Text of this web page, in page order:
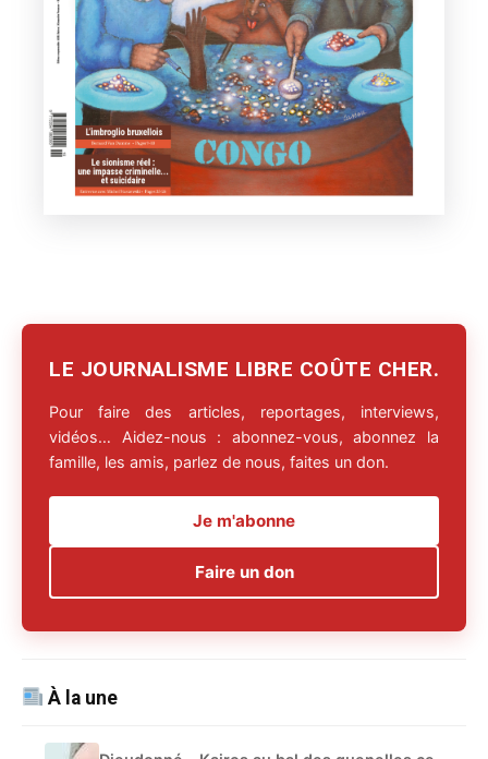
LE JOURNALISME LIBRE COÛTE CHER.
Pour faire des articles, reportages, interviews,
vidéos… Aidez-nous : abonnez-vous, abonnez la
famille, les amis, parlez de nous, faites un don.
Je m'abonne
Faire un don
À la une